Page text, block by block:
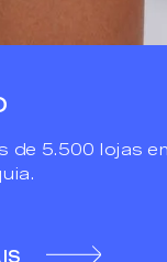
de 5.500 lojas